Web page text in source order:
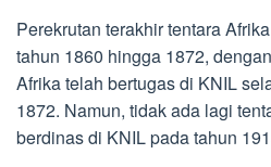
Perekrutan terakhir tentara
tahun 1860 hingga 1872,
Afrika telah bertugas di KNIL
1872. Namun, tidak ada lagi
berdinas di KNIL pada tahun